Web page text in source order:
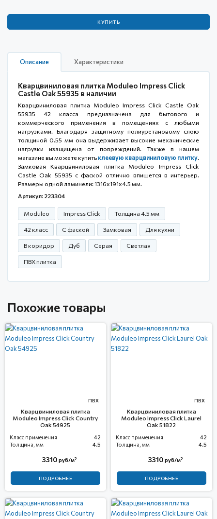
КУПИТЬ
Описание Характеристики
Кварцвиниловая плитка Moduleo Impress Click
Castle Oak 55935 в наличии
Кварцвиниловая плитка Moduleo Impress Click Castle Oak
55935 42 класса предназначена для бытового и
коммерческого применения в помещениях с любыми
нагрузками. Благодаря защитному полиуретановому слою
толщиной 0.55 мм она выдерживает высокие механические
нагрузки изащищена от повреждений. Также в нашем
магазине вы можете купитьклеевую кварцвиниловую плитку.
Замковая Кварцвиниловая плитка Moduleo Impress Click
Castle Oak 55935 с фаской отлично впишется в интерьер.
Размеры одной ламинели: 1316x191x4.5 мм.
Артикул: 223304
Moduleo Impress Click Толщина 4.5 мм
42 класс С фаской Замковая Для кухни
В коридор Дуб Серая Светлая
ПВХ плитка
Похожие товары
ПВХ
Кварцвиниловая плитка
Moduleo Impress Click Country
Oak 54925
Класс применения
42
Толщина, мм
4.5
3310 руб/м2
ПОДРОБНЕЕ
ПВХ
Кварцвиниловая плитка
Moduleo Impress Click Laurel
Oak 51822
Класс применения
42
Толщина, мм
4.5
3310 руб/м2
ПОДРОБНЕЕ